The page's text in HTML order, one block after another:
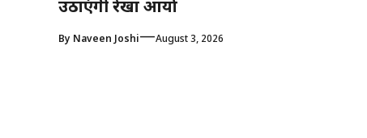
उठाएंगी रेखा आर्या
By Naveen Joshi—August 3, 2026